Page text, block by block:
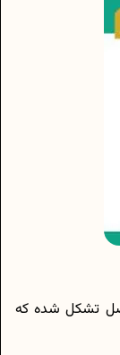
فارسی یازدهم رشته ریاضی از 8 فصل تشکل شده که